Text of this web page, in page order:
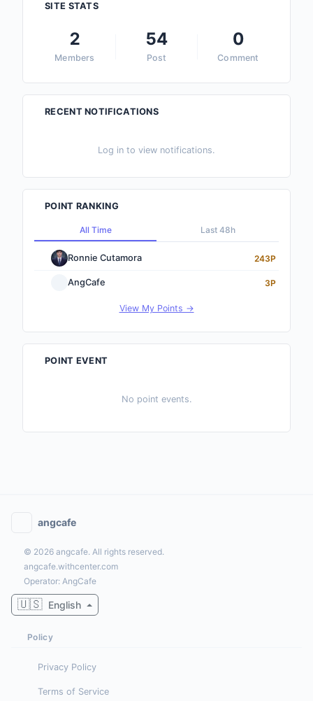
SITE STATS
2
Members
54
Post
0
Comment
RECENT NOTIFICATIONS
Log in to view notifications.
POINT RANKING
All Time Last 48h
Ronnie Cutamora 243P
AngCafe 3P
View My Points →
POINT EVENT
No point events.
angcafe
© 2026 angcafe. All rights reserved.
angcafe.withcenter.com
Operator: AngCafe
🇺🇸 English
Policy
Privacy Policy
Terms of Service